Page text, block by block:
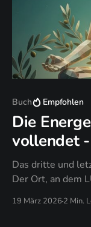
Buch Empfohlen
Die
vollendet
Das dritte und
Der Ort, an dem
19 März 2026 2 Min.